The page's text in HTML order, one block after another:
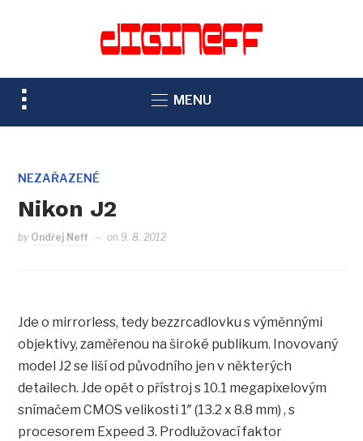
TOGGLE
SIDEBAR
NAVIGATION
MENU
NEZAŘAZENÉ
Nikon J2
by Ondřej Neff on 9. 8. 2012
Jde o mirrorless, tedy bezzrcadlovku s výměnnými
objektivy, zaměřenou na široké publikum. Inovovaný
model J2 se liší od původního jen v některých
detailech. Jde opět o přístroj s 10.1 megapixelovým
snímačem CMOS velikosti 1″ (13.2 x 8.8 mm) , s
procesorem Expeed 3. Prodlužovací faktor